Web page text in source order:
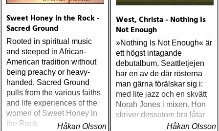
Sweet Honey in the Rock -
Sacred Ground
Rooted in spiritual music
and steeped in African-
American tradition without
being preachy or heavy-
handed, Sacred Ground
pulls from the various faiths
and life experiences of the
women of Sweet Honey in
the Rock
Håkan Olsson
West, Christa - Nothing Is
Not Enough
»Nothing Is Not Enough« är
ett högst intagande
debutalbum. Seattletjejen
har en av de där rösterna
man gärna förälskar sig i:
med lite jazz och en skvätt
Norah Jones i mixen. Hon
skriver dessutom bra låtar
Håkan Olsson